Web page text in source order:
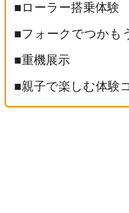
■ローラー搭乗体験
■フォークでつかも
■重機展示
■親子で楽しむ体験